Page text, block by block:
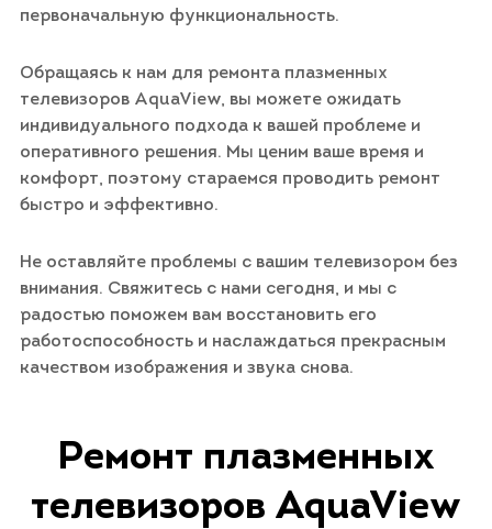
первоначальную функциональность.
Обращаясь к нам для ремонта плазменных
телевизоров AquaView, вы можете ожидать
индивидуального подхода к вашей проблеме и
оперативного решения. Мы ценим ваше время и
комфорт, поэтому стараемся проводить ремонт
быстро и эффективно.
Не оставляйте проблемы с вашим телевизором без
внимания. Свяжитесь с нами сегодня, и мы с
радостью поможем вам восстановить его
работоспособность и наслаждаться прекрасным
качеством изображения и звука снова.
Ремонт плазменных
телевизоров AquaView